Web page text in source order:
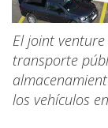
El joint
transporte
los vehículos